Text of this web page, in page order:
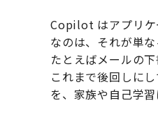
Copilot はアプリケ
なのは、それが単
たとえばメールの
これまで後回しに
を、家族や自己学